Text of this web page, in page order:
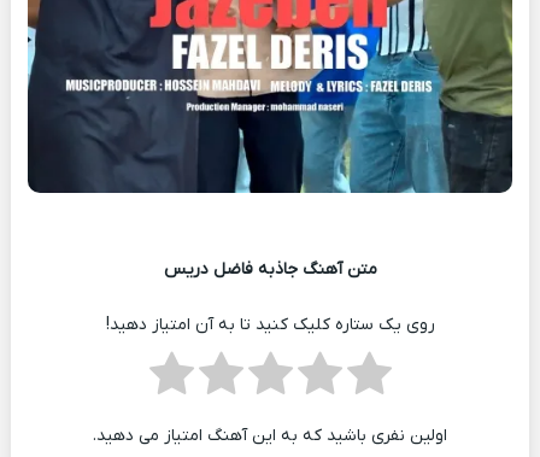
متن آهنگ جاذبه فاضل دریس
روی یک ستاره کلیک کنید تا به آن امتیاز دهید!
اولین نفری باشید که به این آهنگ امتیاز می دهید.